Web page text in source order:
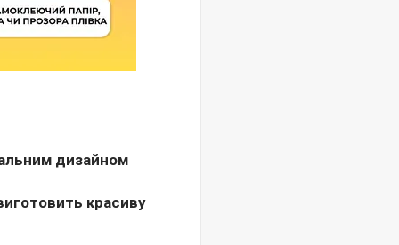
дизайном
красиву